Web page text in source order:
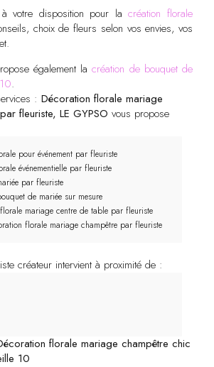
votre disposition pour lacréation florale
choix de fleurs selon vos envies, vos
également lacréation de bouquet de
.
: Décoration florale mariage
fleuriste, LE GYPSO vous propose
pour événement par fleuriste
événementielle par fleuriste
par fleuriste
de mariée sur mesure
mariage centre de table par fleuriste
florale mariage champêtre par fleuriste
créateur intervient à proximité de :
florale mariage champêtre chic
10